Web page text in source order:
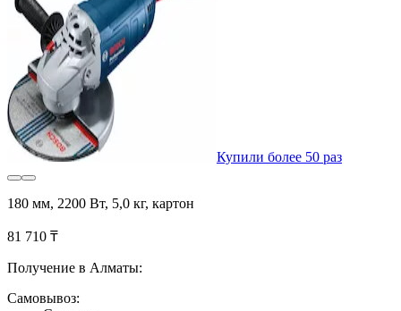
Купили более 50 раз
180 мм, 2200 Вт, 5,0 кг, картон
81 710 ₸
Получение в Алматы:
Самовывоз: